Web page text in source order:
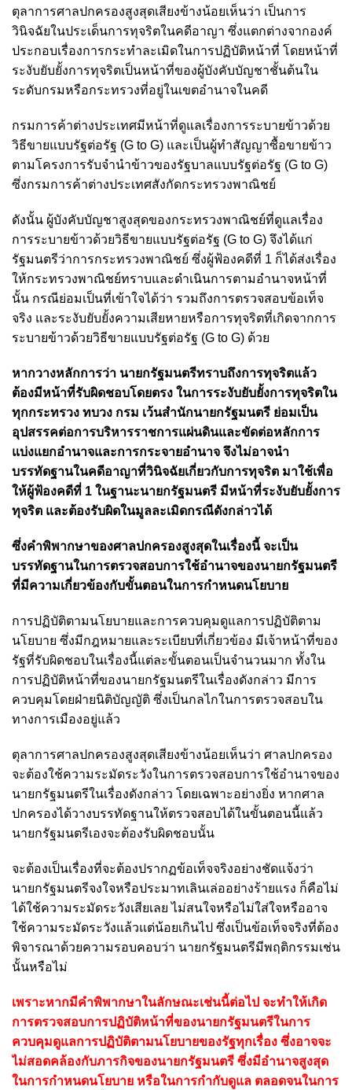
ตุลาการศาลปกครองสูงสุดเสียงข้างน้อยเห็นว่า เป็นการ
วินิจฉัยในประเด็นการทุจริตในคดีอาญา ซึ่งแตกต่างจากองค์
ประกอบเรื่องการกระทำละเมิดในการปฏิบัติหน้าที่ โดยหน้าที่
ระงับยับยั้งการทุจริตเป็นหน้าที่ของผู้บังคับบัญชาชั้นต้นใน
ระดับกรมหรือกระทรวงที่อยู่ในเขตอำนาจในคดี
กรมการค้าต่างประเทศมีหน้าที่ดูแลเรื่องการระบายข้าวด้วย
วิธีขายแบบรัฐต่อรัฐ (G to G) และเป็นผู้ทําสัญญาซื้อขายข้าว
ตามโครงการรับจำนำข้าวของรัฐบาลแบบรัฐต่อรัฐ (G to G)
ซึ่งกรมการค้าต่างประเทศสังกัดกระทรวงพาณิชย์
ดังนั้น ผู้บังคับบัญชาสูงสุดของกระทรวงพาณิชย์ที่ดูแลเรื่อง
การระบายข้าวด้วยวิธีขายแบบรัฐต่อรัฐ (G to G) จึงได้แก่
รัฐมนตรีว่าการกระทรวงพาณิชย์ ซึ่งผู้ฟ้องคดีที่ 1 ก็ได้ส่งเรื่อง
ให้กระทรวงพาณิชย์ทราบและดำเนินการตามอำนาจหน้าที่
นั้น กรณีย่อมเป็นที่เข้าใจได้ว่า รวมถึงการตรวจสอบข้อเท็จ
จริง และระงับยับยั้งความเสียหายหรือการทุจริตที่เกิดจากการ
ระบายข้าวด้วยวิธีขายแบบรัฐต่อรัฐ (G to G) ด้วย
หากวางหลักการว่า นายกรัฐมนตรีทราบถึงการทุจริตแล้ว
ต้องมีหน้าที่รับผิดชอบโดยตรง ในการระงับยับยั้งการทุจริตใน
ทุกกระทรวง ทบวง กรม เว้นสำนักนายกรัฐมนตรี ย่อมเป็น
อุปสรรคต่อการบริหารราชการแผ่นดินและขัดต่อหลักการ
แบ่งแยกอำนาจและการกระจายอำนาจ จึงไม่อาจนํา
บรรทัดฐานในคดีอาญาที่วินิจฉัยเกี่ยวกับการทุจริต มาใช้เพื่อ
ให้ผู้ฟ้องคดีที่ 1 ในฐานะนายกรัฐมนตรี มีหน้าที่ระงับยับยั้งการ
ทุจริต และต้องรับผิดในมูลละเมิดกรณีดังกล่าวได้
ซึ่งคําพิพากษาของศาลปกครองสูงสุดในเรื่องนี้ จะเป็น
บรรทัดฐานในการตรวจสอบการใช้อำนาจของนายกรัฐมนตรี
ที่มีความเกี่ยวข้องกับขั้นตอนในการกำหนดนโยบาย
การปฏิบัติตามนโยบายและการควบคุมดูแลการปฏิบัติตาม
นโยบาย ซึ่งมีกฎหมายและระเบียบที่เกี่ยวข้อง มีเจ้าหน้าที่ของ
รัฐที่รับผิดชอบในเรื่องนี้แต่ละขั้นตอนเป็นจำนวนมาก ทั้งใน
การปฏิบัติหน้าที่ของนายกรัฐมนตรีในเรื่องดังกล่าว มีการ
ควบคุมโดยฝ่ายนิติบัญญัติ ซึ่งเป็นกลไกในการตรวจสอบใน
ทางการเมืองอยู่แล้ว
ตุลาการศาลปกครองสูงสุดเสียงข้างน้อยเห็นว่า ศาลปกครอง
จะต้องใช้ความระมัดระวังในการตรวจสอบการใช้อำนาจของ
นายกรัฐมนตรีในเรื่องดังกล่าว โดยเฉพาะอย่างยิ่ง หากศาล
ปกครองได้วางบรรทัดฐานให้ตรวจสอบได้ในขั้นตอนนี้แล้ว
นายกรัฐมนตรีเองจะต้องรับผิดชอบนั้น
จะต้องเป็นเรื่องที่จะต้องปรากฏข้อเท็จจริงอย่างชัดแจ้งว่า
นายกรัฐมนตรีจงใจหรือประมาทเลินเล่ออย่างร้ายแรง ก็คือไม่
ได้ใช้ความระมัดระวังเสียเลย ไม่สนใจหรือไม่ใส่ใจหรืออาจ
ใช้ความระมัดระวังแล้วแต่น้อยเกินไป ซึ่งเป็นข้อเท็จจริงที่ต้อง
พิจารณาด้วยความรอบคอบว่า นายกรัฐมนตรีมีพฤติกรรมเช่น
นั้นหรือไม่
เพราะหากมีคําพิพากษาในลักษณะเช่นนี้ต่อไป จะทำให้เกิด
การตรวจสอบการปฏิบัติหน้าที่ของนายกรัฐมนตรีในการ
ควบคุมดูแลการปฏิบัติตามนโยบายของรัฐทุกเรื่อง ซึ่งอาจจะ
ไม่สอดคล้องกับภารกิจของนายกรัฐมนตรี ซึ่งมีอำนาจสูงสุด
ในการกำหนดนโยบาย หรือในการกำกับดูแล ตลอดจนในการ